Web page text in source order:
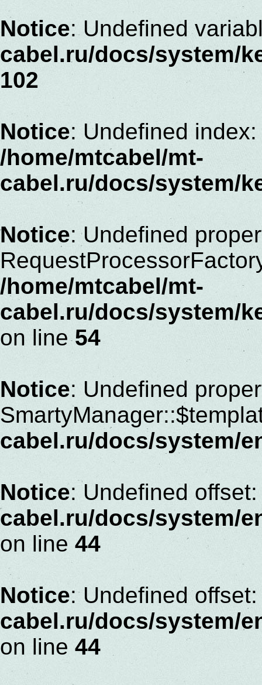
Notice: Undefined
cabel.ru/docs/system/
102
Notice: Undefined
/home/mtcabel/mt-
cabel.ru/docs/system/
Notice: Undefined
/home/mtcabel/mt-
cabel.ru/docs/system/
on line54
Notice: Undefined
cabel.ru/docs/system/
Notice: Undefined
cabel.ru/docs/system/
on line 44
Notice: Undefined
cabel.ru/docs/system/
on line 44